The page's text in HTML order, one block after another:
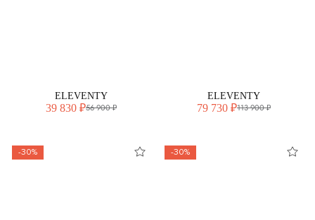
ELEVENTY
39 830 ₽56 900 ₽
ELEVENTY
79 730 ₽113 900 ₽
-30% -30%